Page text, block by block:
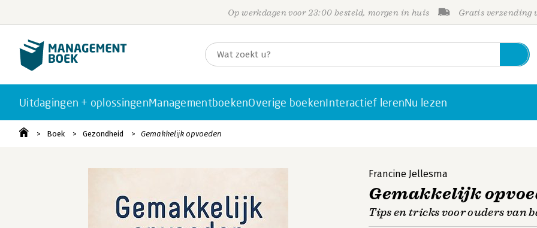
Op werkdagen voor 23:00 besteld, morgen in huis Gratis verzending
Uitdagingen + oplossingenManagementboekenOverige boekenInteractief lerenNu lezen
Boek Gezondheid Gemakkelijk opvoeden
Francine Jellesma
Gemakkelijk
Tips en tricks voor ouders van